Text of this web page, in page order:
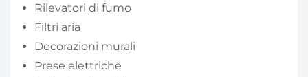
Rilevatori di fumo
Filtri aria
Decorazioni murali
Prese elettriche